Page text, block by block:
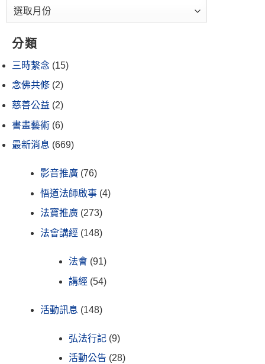
分類
三時繫念 (15)
念佛共修 (2)
慈善公益 (2)
書畫藝術 (6)
最新消息 (669)
影音推廣 (76)
悟道法師啟事 (4)
法寶推廣 (273)
法會講經 (148)
法會 (91)
講經 (54)
活動訊息 (148)
弘法行記 (9)
活動公告 (28)